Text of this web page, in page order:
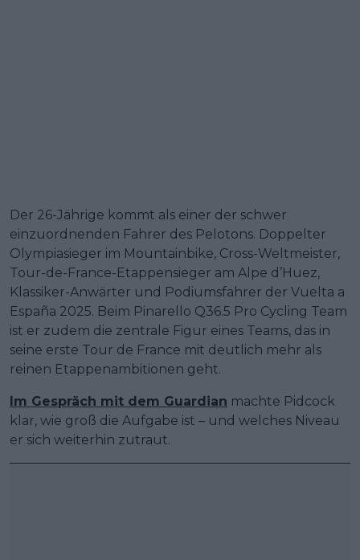
Der 26-Jährige kommt als einer der schwer
einzuordnenden Fahrer des Pelotons. Doppelter
Olympiasieger im Mountainbike, Cross-Weltmeister,
Tour-de-France-Etappensieger am Alpe d’Huez,
Klassiker-Anwärter und Podiumsfahrer der Vuelta a
España 2025. Beim Pinarello Q36.5 Pro Cycling Team
ist er zudem die zentrale Figur eines Teams, das in
seine erste Tour de France mit deutlich mehr als
reinen Etappenambitionen geht.
Im Gespräch mit dem Guardian machte Pidcock
klar, wie groß die Aufgabe ist – und welches Niveau
er sich weiterhin zutraut.